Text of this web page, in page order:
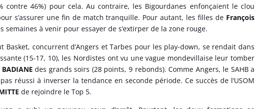
contre 46%) pour cela. Au contraire, les Bigourdanes enfonçaient le clou
s’assurer une fin de match tranquille. Pour autant, les filles de François
à venir pour essayer de s’extirper de la zone rouge.
concurrent d’Angers et Tarbes pour les play-down, se rendait dans
(15-17, 10), les Nordistes ont vu une vague mondevillaise leur tomber
des grands soirs (28 points, 9 rebonds). Comme Angers, le SAHB a
réussi à inverser la tendance en seconde période. Ce succès de l’USOM
de rejoindre le Top 5.